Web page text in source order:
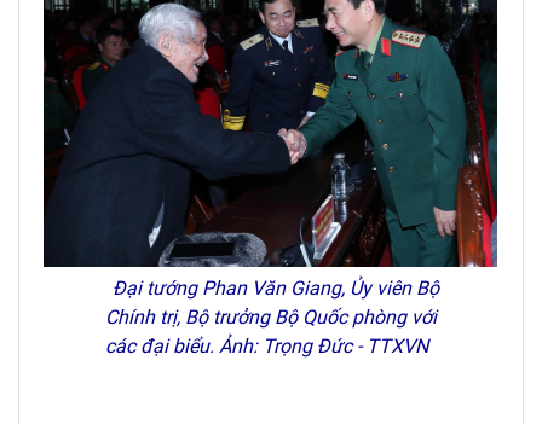
Đại tướng Phan Văn Giang, Ủy viên Bộ
Chính trị, Bộ trưởng Bộ Quốc phòng với
các đại biểu. Ảnh: Trọng Đức - TTXVN